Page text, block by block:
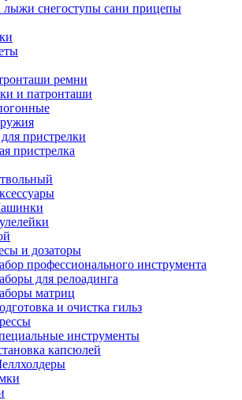
лыжи снегоступы сани прицепы
ремни
и патронташи
пристрелки
пристрелка
и дозаторы
профессионального инструмента
для релоадинга
матриц
и очистка гильз
инструменты
капсюлей